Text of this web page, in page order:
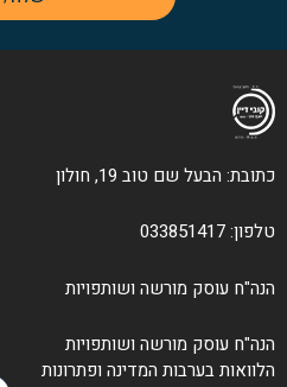
כתובת: הבעל שם טוב 19, חולון
טלפון: 033851417
הנה"ח עוסק מורשה ושותפויות
הנה"ח עוסק מורשה ושותפויות
הלוואות בערבות המדינה ופתרונות